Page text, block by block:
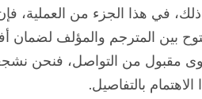
في هذا الجزء من العملية،
بين المترجم والمؤلف لضمان
مقبول من التواصل، فنحن
بالتفاصيل.